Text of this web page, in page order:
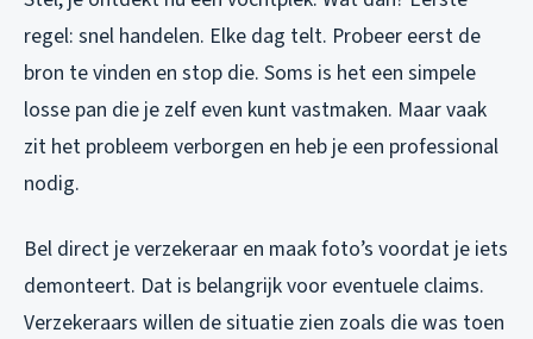
regel: snel handelen. Elke dag telt. Probeer eerst de
bron te vinden en stop die. Soms is het een simpele
losse pan die je zelf even kunt vastmaken. Maar vaak
zit het probleem verborgen en heb je een professional
nodig.
Bel direct je verzekeraar en maak foto’s voordat je iets
demonteert. Dat is belangrijk voor eventuele claims.
Verzekeraars willen de situatie zien zoals die was toen